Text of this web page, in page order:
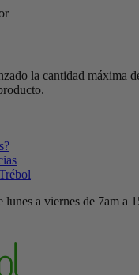
la cantidad máxima
lunes a viernes de 7am a